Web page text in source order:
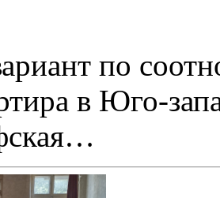
по
в Юго-